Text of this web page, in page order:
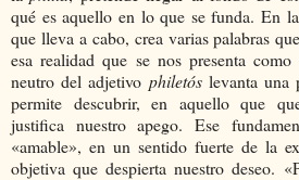
qué es aquello en lo que se funda. En
que lleva a cabo, crea varias palabras
esa realidad que se nos presenta
neutro del adjetivo philetós levanta una
permite descubrir, en aquello que
justifica nuestro apego. Ese
«amable», en un sentido fuerte de la
objetiva que despierta nuestro deseo.